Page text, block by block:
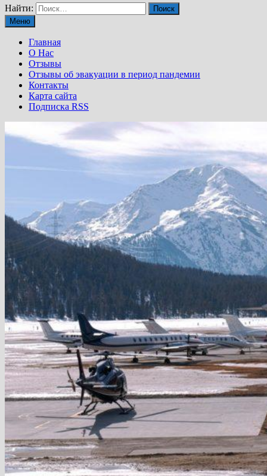
Найти:
Меню
Главная
О Нас
Отзывы
Отзывы об эвакуации в период пандемии
Контакты
Карта сайта
Подписка RSS